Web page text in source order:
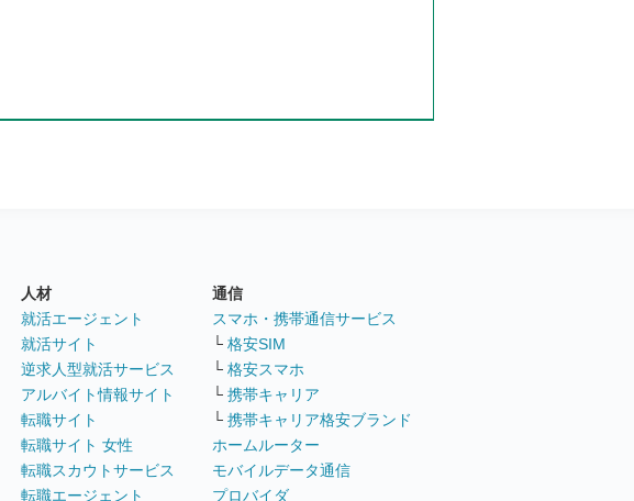
人材
就活エージェント
就活サイト
逆求人型就活サービス
アルバイト情報サイト
転職サイト
転職サイト 女性
転職スカウトサービス
転職エージェント
通信
スマホ・携帯通信サービス
└ 格安SIM
└ 格安スマホ
└ 携帯キャリア
└ 携帯キャリア格安ブランド
ホームルーター
モバイルデータ通信
プロバイダ